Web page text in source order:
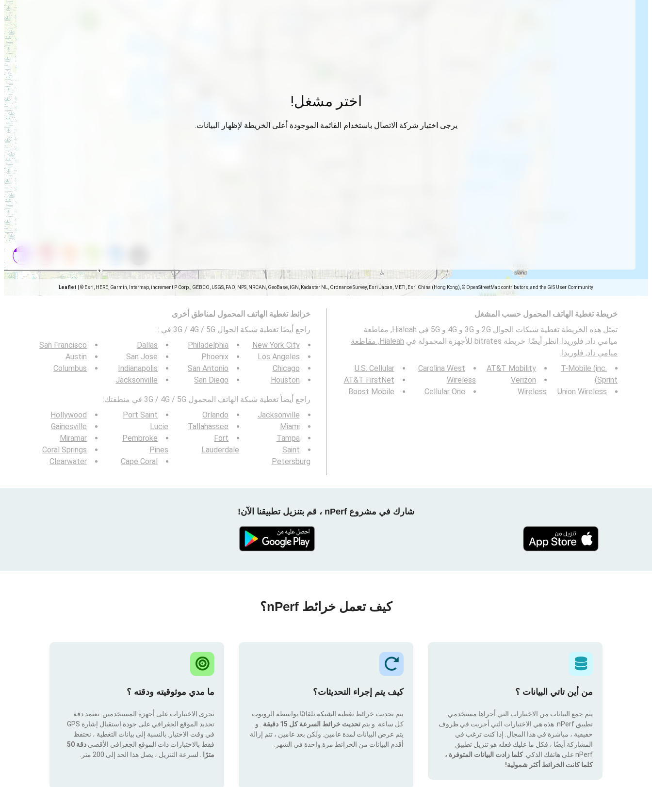
Leaflet © Esri, HERE, Garmin, Intermap, increment P Corp., GEBCO, USGS, FAO, NPS, NRCAN, GeoBase, IGN, Kadaster NL, Ordnance Survey, Esri Japan, METI, Esri China (Hong Kong), © OpenStreetMap contributors, and the GIS User Community
اختر مشغل!
يرجى اختيار شركة الاتصال باستخدام القائمة الموجودة أعلى الخريطة لإظهار البيانات.
خريطة تغطية الهاتف المحمول حسب المشغل
تمثل هذه الخريطة تغطية شبكات الجوال 2G و 3G و 4G و 5G في Hialeah, مقاطعة
ميامي داد, فلوريدا. انظر أيضًا: خريطة bitrates للأجهزة المحمولة في
Hialeah, مقاطعة
ميامي داد, فلوريدا.
T-Mobile (inc.
Sprint)
Union Wireless
AT&T Mobility
Verizon
Wireless
Carolina West
Wireless
Cellular One
U.S. Cellular
AT&T FirstNet
Boost Mobile
خرائط تغطية الهاتف المحمول لمناطق أخرى
راجع أيضًا تغطية شبكة الجوال 3G / 4G / 5G في
:
New York City
Los Angeles
Chicago
Houston
Philadelphia
Phoenix
San Antonio
San Diego
Dallas
San Jose
Indianapolis
Jacksonville
San Francisco
Austin
Columbus
راجع أيضاً تغطية شبكة الهاتف المحمول 3G / 4G / 5G في منطقتك:
Jacksonville
Miami
Tampa
Saint
Petersburg
Orlando
Tallahassee
Fort
Lauderdale
Port Saint
Lucie
Pembroke
Pines
Cape Coral
Hollywood
Gainesville
Miramar
Coral Springs
Clearwater
شارك في مشروع nPerf ، قم بتنزيل تطبيقنا الآن!
كيف تعمل خرائط nPerf؟
من أين تاتي البيانات ؟
يتم جمع البيانات من الاختبارات التي أجراها مستخدمي
تطبيق nPerf. هذه هي الاختبارات التي أجريت في ظروف
حقيقية ، مباشرة في هذا المجال. إذا كنت ترغب في
المشاركة أيضًا ، فكل ما عليك فعله هو تنزيل تطبيق
nPerf على هاتفك الذكي.
كلما زادت البيانات المتوفرة ،
كلما كانت الخرائط أكثر شمولية!
كيف يتم إجراء التحديثات؟
يتم تحديث خرائط تغطية الشبكة تلقائيًا بواسطة الروبوت
كل ساعة. و يتم تحديث خرائط السرعة كل 15 دقيقة
. و
يتم عرض البيانات لمدة عامين. ولكن بعد عامين ، تتم إزالة
أقدم البيانات من الخرائط مرة واحدة في الشهر.
ما مدي موثوقيته ودقته ؟
تجرى الاختبارات على أجهزة المستخدمين. تعتمد دقة
تحديد الموقع الجغرافي على جودة استقبال إشارة GPS
في وقت الاختبار. بالنسبة إلى بيانات التغطية ، نحتفظ
فقط بالاختبارات ذات الموقع الجغرافي الأقصى
دقة 50
مترًا
. لسرعة التنزيل ، يصل هذا الحد إلى 200 متر.